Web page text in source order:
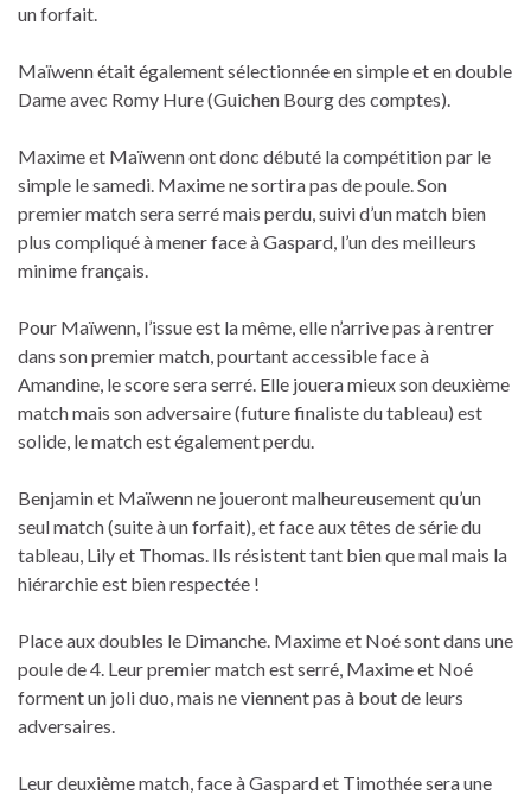
un forfait.
Maïwenn était également sélectionnée en simple et en double
Dame avec Romy Hure (Guichen Bourg des comptes).
Maxime et Maïwenn ont donc débuté la compétition par le
simple le samedi. Maxime ne sortira pas de poule. Son
premier match sera serré mais perdu, suivi d’un match bien
plus compliqué à mener face à Gaspard, l’un des meilleurs
minime français.
Pour Maïwenn, l’issue est la même, elle n’arrive pas à rentrer
dans son premier match, pourtant accessible face à
Amandine, le score sera serré. Elle jouera mieux son deuxième
match mais son adversaire (future finaliste du tableau) est
solide, le match est également perdu.
Benjamin et Maïwenn ne joueront malheureusement qu’un
seul match (suite à un forfait), et face aux têtes de série du
tableau, Lily et Thomas. Ils résistent tant bien que mal mais la
hiérarchie est bien respectée !
Place aux doubles le Dimanche. Maxime et Noé sont dans une
poule de 4. Leur premier match est serré, Maxime et Noé
forment un joli duo, mais ne viennent pas à bout de leurs
adversaires.
Leur deuxième match, face à Gaspard et Timothée sera une